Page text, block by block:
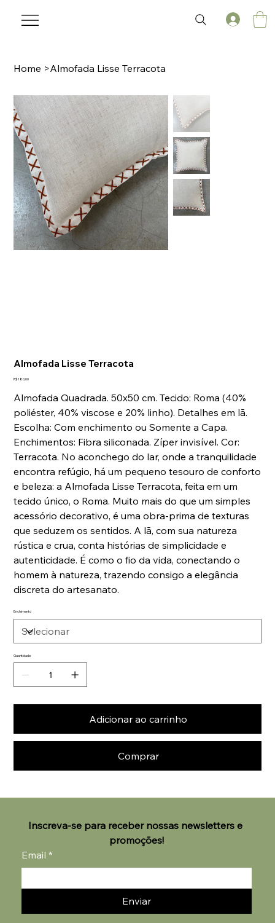
Home >Almofada Lisse Terracota
Almofada Lisse Terracota
Preço
R$ 180,00
Almofada Quadrada. 50x50 cm. Tecido: Roma (40%
poliéster, 40% viscose e 20% linho). Detalhes em lã.
Escolha: Com enchimento ou Somente a Capa.
Enchimentos: Fibra siliconada. Zíper invisível. Cor:
Terracota. No aconchego do lar, onde a tranquilidade
encontra refúgio, há um pequeno tesouro de conforto
e beleza: a Almofada Lisse Terracota, feita em um
tecido único, o Roma. Muito mais do que um simples
acessório decorativo, é uma obra-prima de texturas
que seduzem os sentidos. A lã, com sua natureza
rústica e crua, conta histórias de simplicidade e
autenticidade. É como o fio da vida, conectando o
homem à natureza, trazendo consigo a elegância
discreta do artesanato.
Enchimento
Quantidade
Adicionar ao carrinho
Comprar
Inscreva-se para receber nossas newsletters e
promoções!
Email *
Enviar
🌟 Welcome to our help center!